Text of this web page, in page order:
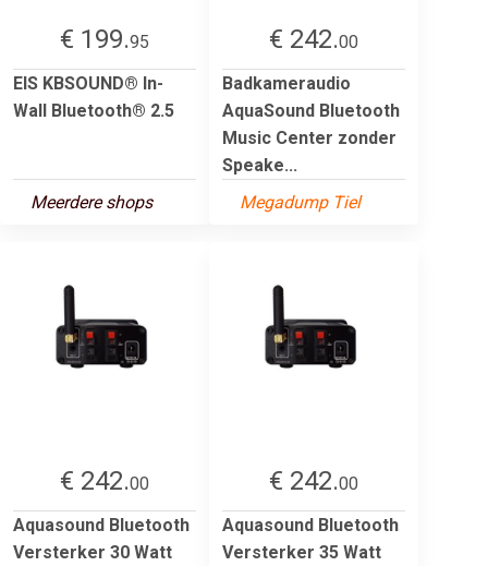
€ 199.95
EIS KBSOUND® In-
Wall Bluetooth® 2.5
Meerdere shops
€ 242.00
Badkameraudio
AquaSound Bluetooth
Music Center zonder
Speake...
Megadump Tiel
€ 242.00
Aquasound Bluetooth
Versterker 30 Watt
€ 242.00
Aquasound Bluetooth
Versterker 35 Watt